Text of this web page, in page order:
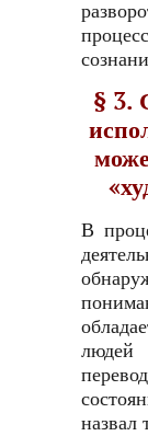
§ 3.
В
назвал